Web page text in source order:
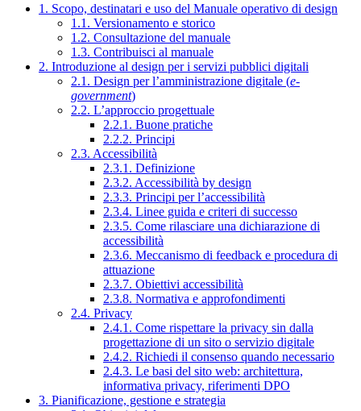
1. Scopo, destinatari e uso del Manuale operativo di design
1.1. Versionamento e storico
1.2. Consultazione del manuale
1.3. Contribuisci al manuale
2. Introduzione al design per i servizi pubblici digitali
2.1. Design per l’amministrazione digitale (e-
government)
2.2. L’approccio progettuale
2.2.1. Buone pratiche
2.2.2. Principi
2.3. Accessibilità
2.3.1. Definizione
2.3.2. Accessibilità by design
2.3.3. Principi per l’accessibilità
2.3.4. Linee guida e criteri di successo
2.3.5. Come rilasciare una dichiarazione di
accessibilità
2.3.6. Meccanismo di feedback e procedura di
attuazione
2.3.7. Obiettivi accessibilità
2.3.8. Normativa e approfondimenti
2.4. Privacy
2.4.1. Come rispettare la privacy sin dalla
progettazione di un sito o servizio digitale
2.4.2. Richiedi il consenso quando necessario
2.4.3. Le basi del sito web: architettura,
informativa privacy, riferimenti DPO
3. Pianificazione, gestione e strategia